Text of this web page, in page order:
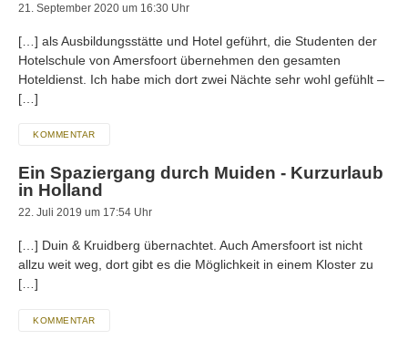
21. September 2020 um 16:30 Uhr
[…] als Ausbildungsstätte und Hotel geführt, die Studenten der
Hotelschule von Amersfoort übernehmen den gesamten
Hoteldienst. Ich habe mich dort zwei Nächte sehr wohl gefühlt –
[…]
KOMMENTAR
Ein Spaziergang durch Muiden - Kurzurlaub
in Holland
22. Juli 2019 um 17:54 Uhr
[…] Duin & Kruidberg übernachtet. Auch Amersfoort ist nicht
allzu weit weg, dort gibt es die Möglichkeit in einem Kloster zu
[…]
KOMMENTAR